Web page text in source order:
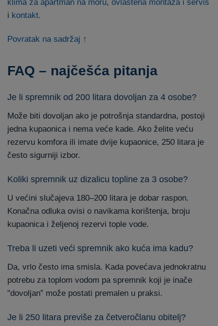
klima za apartman na moru, ovlaštena montaža i servis
i kontakt.
Povratak na sadržaj ↑
FAQ – najčešća pitanja
Je li spremnik od 200 litara dovoljan za 4 osobe?
Može biti dovoljan ako je potrošnja standardna, postoji
jedna kupaonica i nema veće kade. Ako želite veću
rezervu komfora ili imate dvije kupaonice, 250 litara je
često sigurniji izbor.
Koliki spremnik uz dizalicu topline za 3 osobe?
U većini slučajeva 180–200 litara je dobar raspon.
Konačna odluka ovisi o navikama korištenja, broju
kupaonica i željenoj rezervi tople vode.
Treba li uzeti veći spremnik ako kuća ima kadu?
Da, vrlo često ima smisla. Kada povećava jednokratnu
potrebu za toplom vodom pa spremnik koji je inače
"dovoljan” može postati premalen u praksi.
Je li 250 litara previše za četveročlanu obitelj?